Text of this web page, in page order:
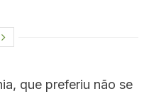
que preferiu não se